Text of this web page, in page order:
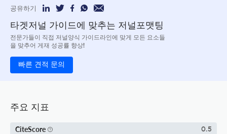
공유하기
타겟저널 가이드에 맞추는 저널포맷팅
전문가들이 직접 저널양식 가이드라인에 맞게 모든 요소들
을 맞추어 게재 성공률 향상!
빠른 견적 문의
주요 지표
CiteScore 0.5